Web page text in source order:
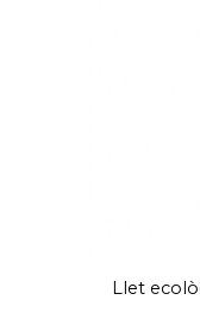
Llet